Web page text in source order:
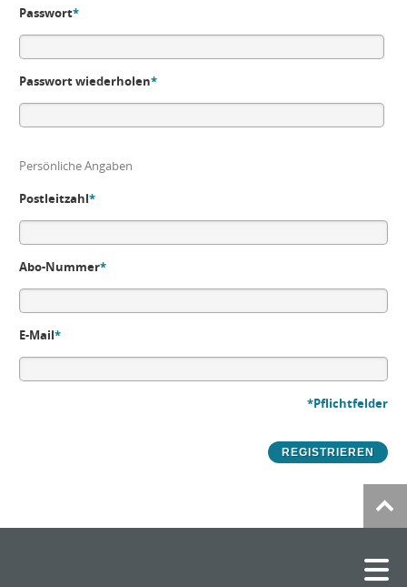
Passwort*
Passwort wiederholen*
Persönliche Angaben
Postleitzahl*
Abo-Nummer*
E-Mail*
*Pflichtfelder